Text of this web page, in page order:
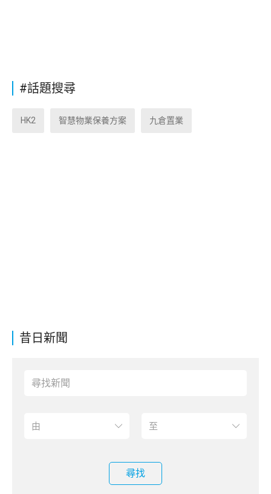
昔日新聞
尋找
#話題搜尋
HK2 智慧物業保養方案 九倉置業